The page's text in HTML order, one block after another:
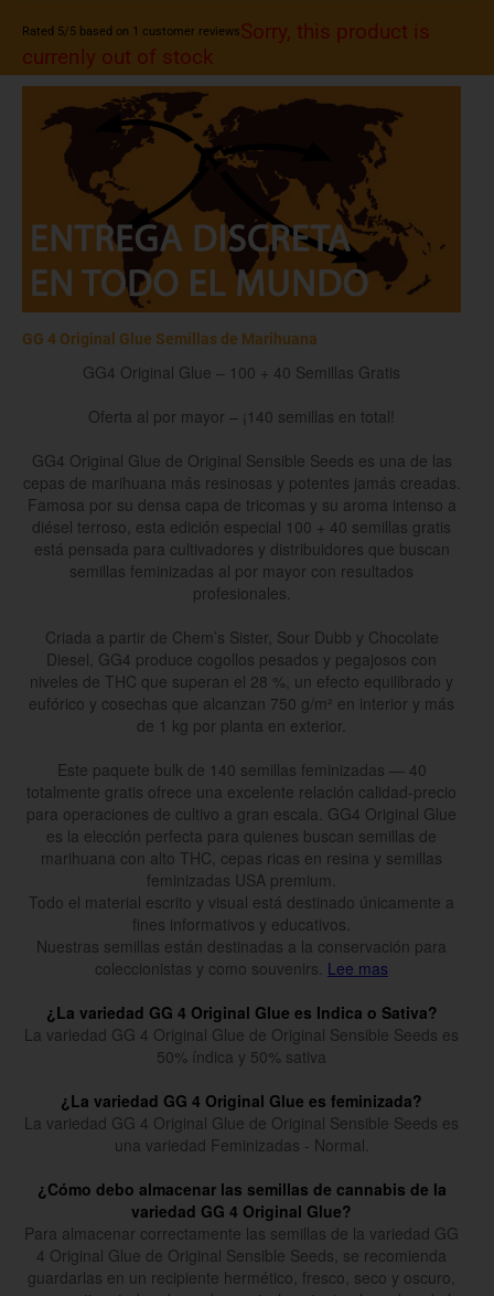
Rated 5/5 based on 1 customer reviewsSorry, this product is
currenly out of stock
GG 4 Original Glue Semillas de Marihuana
GG4 Original Glue – 100 + 40 Semillas Gratis
Oferta al por mayor – ¡140 semillas en total!
GG4 Original Glue de Original Sensible Seeds es una de las
cepas de marihuana más resinosas y potentes jamás creadas.
Famosa por su densa capa de tricomas y su aroma intenso a
diésel terroso, esta edición especial 100 + 40 semillas gratis
está pensada para cultivadores y distribuidores que buscan
semillas feminizadas al por mayor con resultados
profesionales.
Criada a partir de Chem’s Sister, Sour Dubb y Chocolate
Diesel, GG4 produce cogollos pesados y pegajosos con
niveles de THC que superan el 28 %, un efecto equilibrado y
eufórico y cosechas que alcanzan 750 g/m² en interior y más
de 1 kg por planta en exterior.
Este paquete bulk de 140 semillas feminizadas — 40
totalmente gratis ofrece una excelente relación calidad-precio
para operaciones de cultivo a gran escala. GG4 Original Glue
es la elección perfecta para quienes buscan semillas de
marihuana con alto THC, cepas ricas en resina y semillas
feminizadas USA premium.
Todo el material escrito y visual está destinado únicamente a
fines informativos y educativos.
Nuestras semillas están destinadas a la conservación para
coleccionistas y como souvenirs. Lee mas
¿La variedad GG 4 Original Glue es Indica o Sativa?
La variedad GG 4 Original Glue de Original Sensible Seeds es
50% índica y 50% sativa
¿La variedad GG 4 Original Glue es feminizada?
La variedad GG 4 Original Glue de Original Sensible Seeds es
una variedad Feminizadas - Normal.
¿Cómo debo almacenar las semillas de cannabis de la
variedad GG 4 Original Glue?
Para almacenar correctamente las semillas de la variedad GG
4 Original Glue de Original Sensible Seeds, se recomienda
guardarlas en un recipiente hermético, fresco, seco y oscuro,